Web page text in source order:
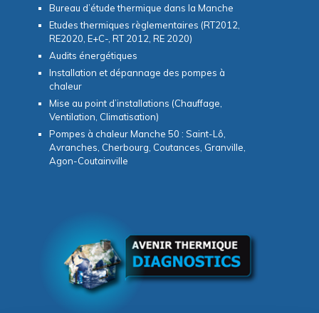
Bureau d’étude thermique dans la Manche
Etudes thermiques règlementaires (RT2012,
RE2020, E+C-, RT 2012, RE 2020)
Audits énergétiques
Installation et dépannage des pompes à
chaleur
Mise au point d’installations (Chauffage,
Ventilation, Climatisation)
Pompes à chaleur Manche 50 : Saint-Lô,
Avranches, Cherbourg, Coutances, Granville,
Agon-Coutainville